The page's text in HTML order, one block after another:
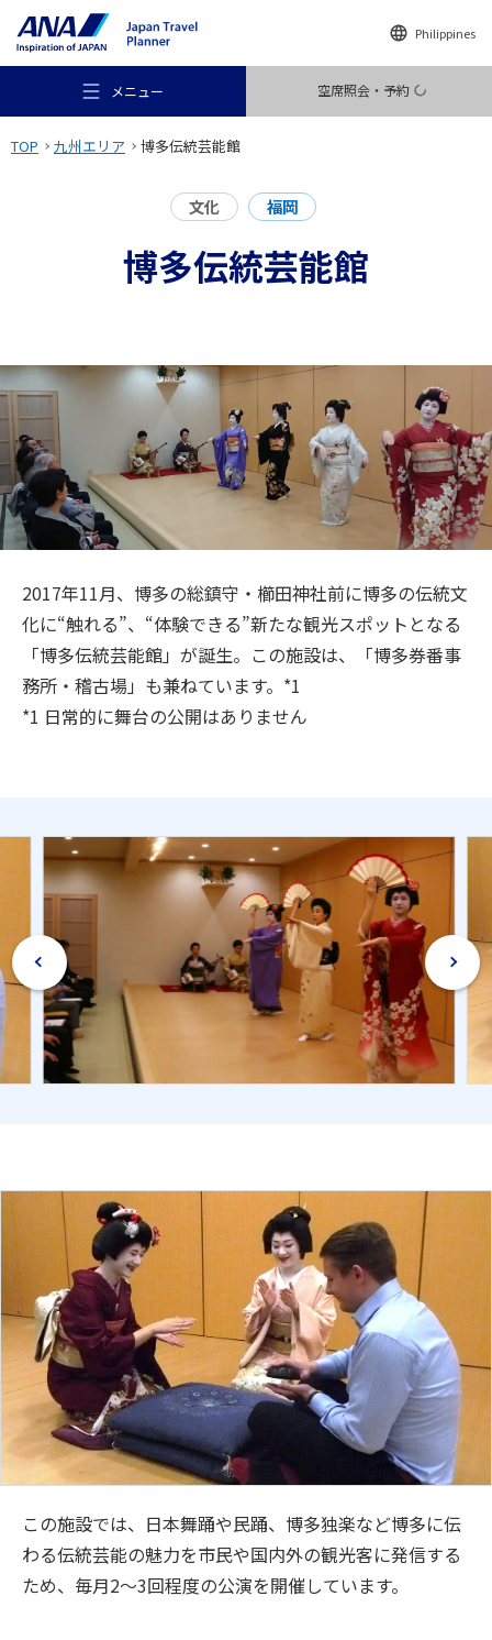
Philippines
メニュー 空席照会・予約
おすすめの旅
行き先
旅のお役立ち情報
閉じる
TOP 九州エリア 博多伝統芸能館
文化 福岡
博多伝統芸能館
2017年11月、博多の総鎮守・櫛田神社前に博多の伝統文
化に“触れる”、“体験できる”新たな観光スポットとなる
「博多伝統芸能館」が誕生。この施設は、「博多券番事
務所・稽古場」も兼ねています。*1
*1 日常的に舞台の公開はありません
この施設では、日本舞踊や民踊、博多独楽など博多に伝
わる伝統芸能の魅力を市民や国内外の観光客に発信する
ため、毎月2～3回程度の公演を開催しています。